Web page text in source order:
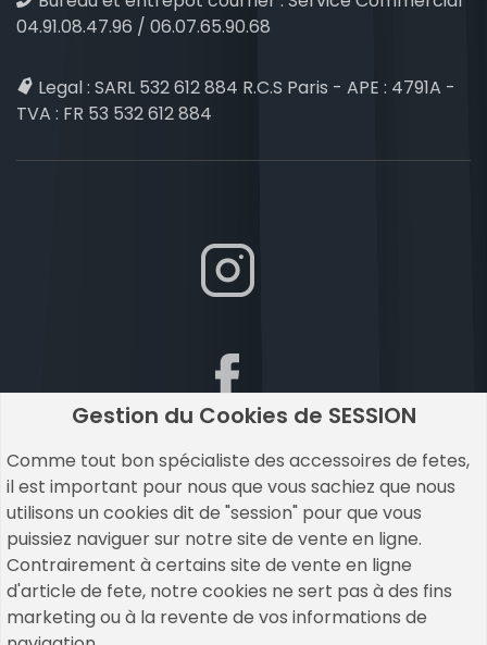
Gestion du Cookies de SESSION
Comme tout bon spécialiste des accessoires de fetes,
il est important pour nous que vous sachiez que nous
utilisons un cookies dit de "session" pour que vous
puissiez naviguer sur notre site de vente en ligne.
Contrairement à certains site de vente en ligne
d'article de fete, notre cookies ne sert pas à des fins
marketing ou à la revente de vos informations de
04.91.08.47.96 / 06.07.65.90.68
Legal : SARL 532 612 884 R.C.S Paris - APE : 4791A -
TVA : FR 53 532 612 884